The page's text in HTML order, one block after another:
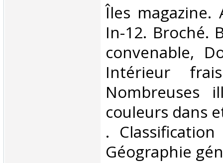
‎Îles magazine.
In-12. Broché.
convenable,
Intérieur
Nombreuses
couleurs dans
.
Géographie